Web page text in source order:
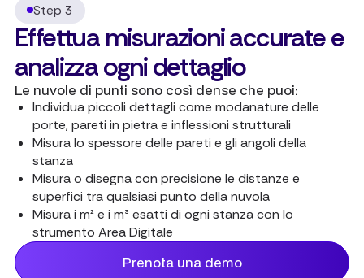
Step 3
Effettua misurazioni accurate e
analizza ogni dettaglio
Le nuvole di punti sono così dense che puoi:
Individua piccoli dettagli come modanature delle
porte, pareti in pietra e inflessioni strutturali
Misura lo spessore delle pareti e gli angoli della
stanza
Misura o disegna con precisione le distanze e
superfici tra qualsiasi punto della nuvola
Misura i m² e i m³ esatti di ogni stanza con lo
strumento Area Digitale
Prenota una demo